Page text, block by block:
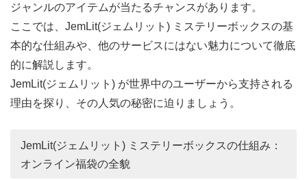
ジャンルのアイテムが当たるチャンスがあります。
ここでは、JemLit(ジェムリット) ミステリーボックスの基
本的な仕組みや、他のサービスにはない魅力について徹底
的に解説します。
JemLit(ジェムリット) が世界中のユーザーから支持される
理由を探り、その人気の秘密に迫りましょう。
JemLit(ジェムリット) ミステリーボックスの仕組み：
オンライン福袋の全貌